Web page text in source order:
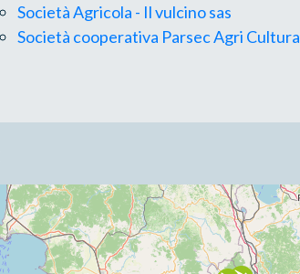
Società Agricola - Il vulcino sas
Società cooperativa Parsec Agri Cultura